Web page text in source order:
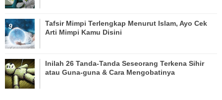
Tafsir Mimpi Terlengkap Menurut Islam, Ayo Cek
Arti Mimpi Kamu Disini
Inilah 26 Tanda-Tanda Seseorang Terkena Sihir
atau Guna-guna & Cara Mengobatinya